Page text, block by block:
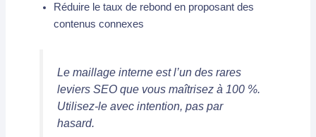
Réduire le taux de rebond en proposant des
contenus connexes
Le maillage interne est l’un des rares
leviers SEO que vous maîtrisez à 100 %.
Utilisez-le avec intention, pas par
hasard.